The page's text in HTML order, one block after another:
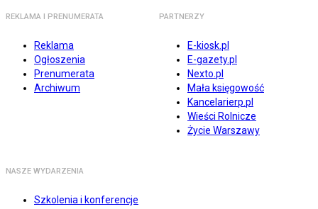
REKLAMA I PRENUMERATA
Reklama
Ogłoszenia
Prenumerata
Archiwum
PARTNERZY
E-kiosk.pl
E-gazety.pl
Nexto.pl
Mała księgowość
Kancelarierp.pl
Wieści Rolnicze
Życie Warszawy
NASZE WYDARZENIA
Szkolenia i konferencje